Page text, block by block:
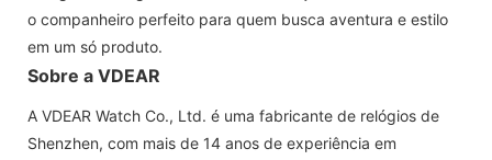
o companheiro perfeito para quem busca aventura e estilo
em um só produto.
Sobre a VDEAR
A VDEAR Watch Co., Ltd. é uma fabricante de relógios de
Shenzhen, com mais de 14 anos de experiência em